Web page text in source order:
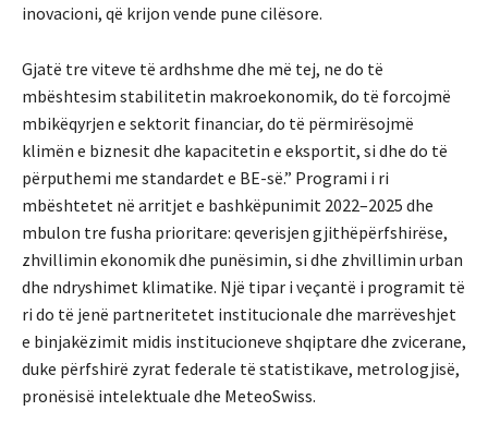
inovacioni, që krijon vende pune cilësore.
Gjatë tre viteve të ardhshme dhe më tej, ne do të
mbështesim stabilitetin makroekonomik, do të forcojmë
mbikëqyrjen e sektorit financiar, do të përmirësojmë
klimën e biznesit dhe kapacitetin e eksportit, si dhe do të
përputhemi me standardet e BE-së.” Programi i ri
mbështetet në arritjet e bashkëpunimit 2022–2025 dhe
mbulon tre fusha prioritare: qeverisjen gjithëpërfshirëse,
zhvillimin ekonomik dhe punësimin, si dhe zhvillimin urban
dhe ndryshimet klimatike. Një tipar i veçantë i programit të
ri do të jenë partneritetet institucionale dhe marrëveshjet
e binjakëzimit midis institucioneve shqiptare dhe zvicerane,
duke përfshirë zyrat federale të statistikave, metrologjisë,
pronësisë intelektuale dhe MeteoSwiss.